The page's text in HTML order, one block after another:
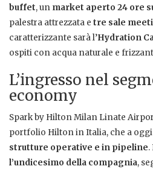
buffet, un market aperto 24 ore
palestra attrezzata e tre sale
caratterizzante sarà l’Hydration
ospiti con acqua naturale e
L’ingresso nel
economy
Spark by Hilton Milan Linate
portfolio Hilton in Italia, che a
strutture operative e in pipeline.
l’undicesimo della compagnia,